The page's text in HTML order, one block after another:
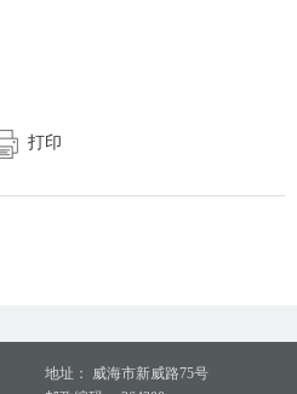
打印
地址： 威海市新威路75号